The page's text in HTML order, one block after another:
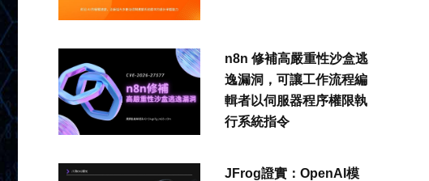
n8n 修補高嚴重性沙盒逃
逸漏洞，可讓工作流程編
輯者以伺服器程序權限執
行系統指令
JFrog證實：OpenAI模